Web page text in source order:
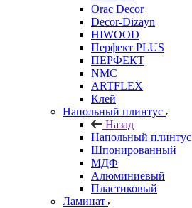
Orac Decor
Decor-Dizayn
HIWOOD
Перфект PLUS
ПЕРФЕКТ
NMC
ARTFLEX
Клей
Напольный плинтус
Назад
Напольный плинтус
Шпонированный
МДФ
Алюминиевый
Пластиковый
Ламинат